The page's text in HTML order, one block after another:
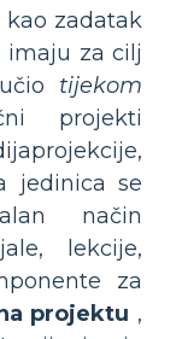
kao zadatak
imaju za cilj
tijekom
projekti
jedinica se
način
lekcije,
za
projektu ,